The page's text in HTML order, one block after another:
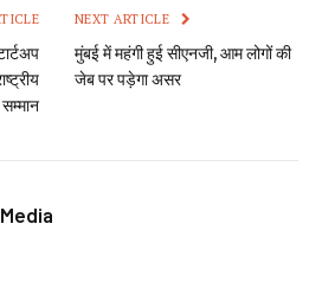
सम्मान
NEXT ARTICLE
मुंबई में महंगी हुई सीएनजी, आम लोगों की
जेब पर पड़ेगा असर